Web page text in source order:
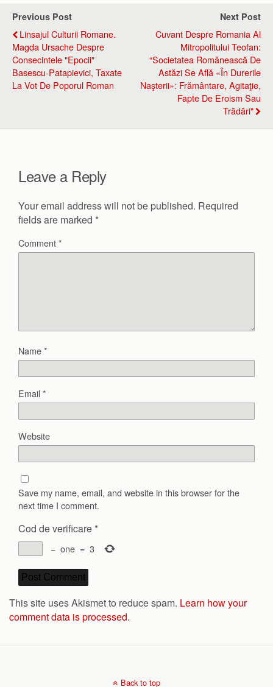
Previous Post
Linsajul Culturii Romane.
Magda Ursache Despre
Consecintele "Epocii"
Basescu-Patapievici, Taxate
La Vot De Poporul Roman
Next Post
Cuvant Despre Romania Al
Mitropolitului Teofan:
“Societatea Românească De
Astăzi Se Află «în Durerile
Naşterii»: Frământare, Agitaţie,
Fapte De Eroism Sau
Trădări"
Leave a Reply
Your email address will not be published. Required
fields are marked *
Comment*
Name*
Email*
Website
Save my name, email, and website in this browser for the
next time I comment.
Cod de verificare *
− one = 3
This site uses Akismet to reduce spam. Learn how your
comment data is processed.
Back to top